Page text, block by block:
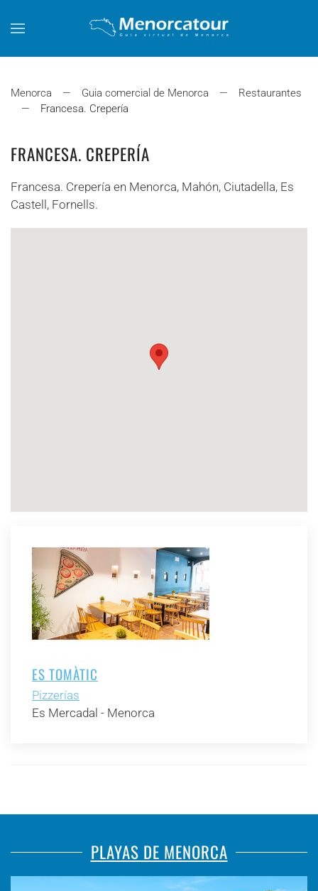
Skip to main content
Menorca Guia comercial de Menorca
Restaurantes
Francesa. Crepería
FRANCESA. CREPERÍA
Francesa. Crepería en Menorca, Mahón, Ciutadella, Es
Castell, Fornells.
ES TOMÀTIC
Pizzerías
Es Mercadal - Menorca
PLAYAS DE MENORCA